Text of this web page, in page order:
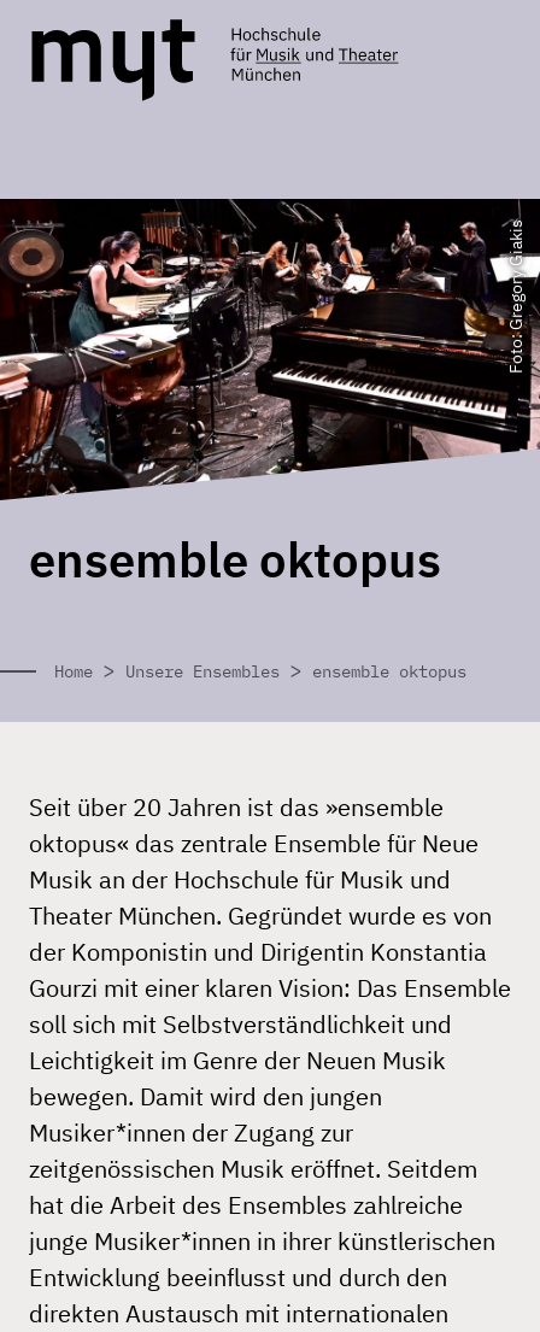
Foto: Gregory Giakis
ensemble oktopus
Home > Unsere Ensembles > ensemble oktopus
Seit über 20 Jahren ist das »ensemble
oktopus« das zentrale Ensemble für Neue
Musik an der Hochschule für Musik und
Theater München. Gegründet wurde es von
der Komponistin und Dirigentin Konstantia
Gourzi mit einer klaren Vision: Das Ensemble
soll sich mit Selbstverständlichkeit und
Leichtigkeit im Genre der Neuen Musik
bewegen. Damit wird den jungen
Musiker*innen der Zugang zur
zeitgenössischen Musik eröffnet. Seitdem
hat die Arbeit des Ensembles zahlreiche
junge Musiker*innen in ihrer künstlerischen
Entwicklung beeinflusst und durch den
direkten Austausch mit internationalen